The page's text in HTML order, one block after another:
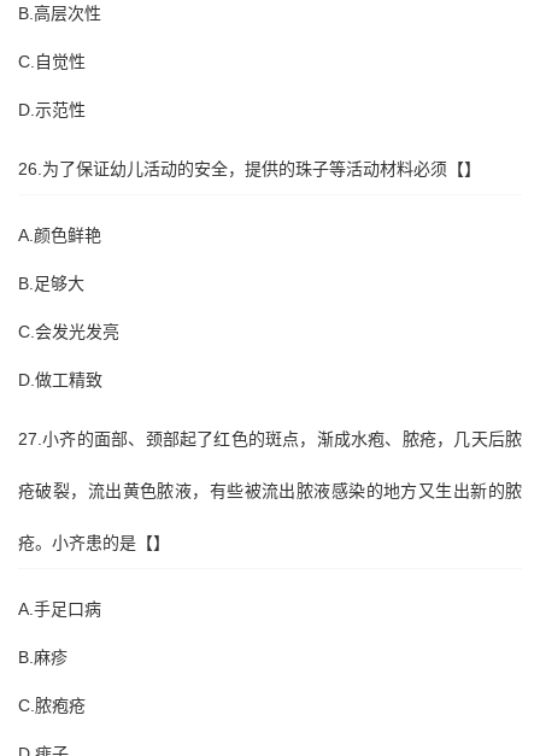
B.高层次性
C.自觉性
D.示范性
26.为了保证幼儿活动的安全，提供的珠子等活动材料必须【】
A.颜色鲜艳
B.足够大
C.会发光发亮
D.做工精致
27.小齐的面部、颈部起了红色的斑点，渐成水疱、脓疮，几天后脓
疮破裂，流出黄色脓液，有些被流出脓液感染的地方又生出新的脓
疮。小齐患的是【】
A.手足口病
B.麻疹
C.脓疱疮